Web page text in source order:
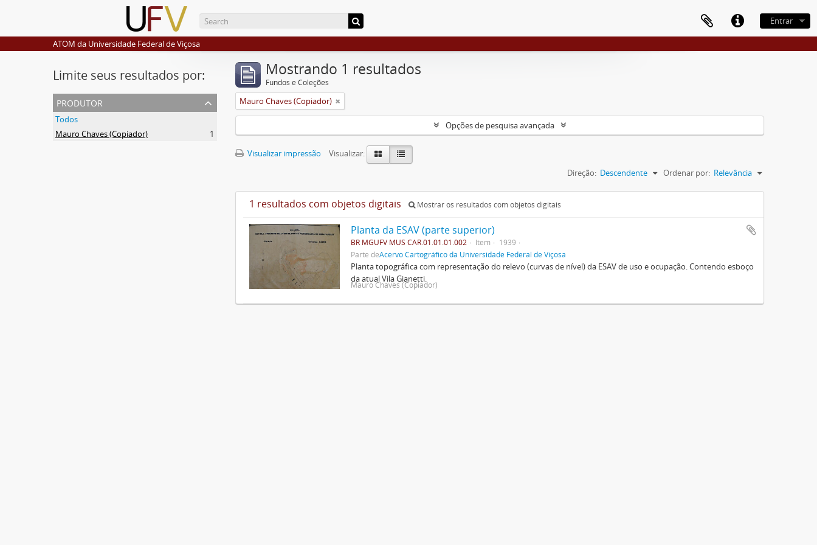
Entrar
ATOM da Universidade Federal de Viçosa
Limite seus resultados por:
produtor
Todos
Mauro Chaves (Copiador)
1
Mostrando 1 resultados
Fundos e Coleções
Mauro Chaves (Copiador)
Opções de pesquisa avançada
Visualizar impressão
Visualizar:
Ordenar por: Relevância
Direção: Descendente
1 resultados com objetos digitais Mostrar os resultados com objetos digitais
Planta da ESAV (parte superior)
BR MGUFV MUS CAR.01.01.01.002 Item
1939
Parte deAcervo Cartográfico da Universidade Federal de Viçosa
Planta topográfica com representação do relevo (curvas de nível) da ESAV de uso e ocupação. Contendo esboço
da atual Vila Gianetti.
Mauro Chaves (Copiador)